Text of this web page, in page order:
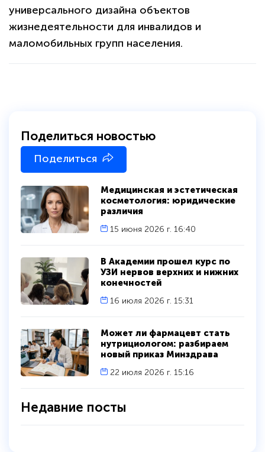
универсального дизайна объектов
жизнедеятельности для инвалидов и
маломобильных групп населения.
Недавние посты
Может ли фармацевт стать
нутрициологом: разбираем
новый приказ Минздрава
22 июля 2026 г. 15:16
В Академии прошел курс по
УЗИ нервов верхних и нижних
конечностей
16 июля 2026 г. 15:31
Медицинская и эстетическая
косметология: юридические
различия
15 июня 2026 г. 16:40
Поделиться новостью
Поделиться